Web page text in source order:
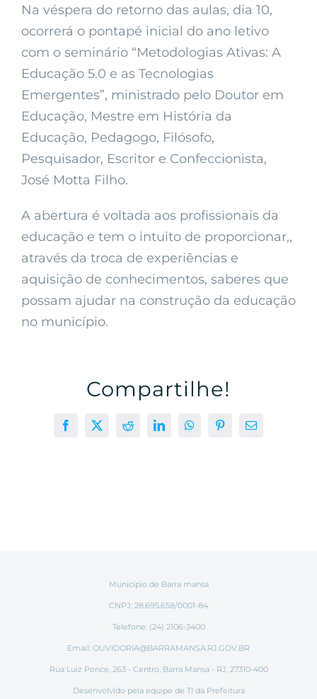
Na véspera do retorno das aulas, dia 10,
ocorrerá o pontapé inicial do ano letivo
com o seminário “Metodologias Ativas: A
Educação 5.0 e as Tecnologias
Emergentes”, ministrado pelo Doutor em
Educação, Mestre em História da
Educação, Pedagogo, Filósofo,
Pesquisador, Escritor e Confeccionista,
José Motta Filho.
A abertura é voltada aos profissionais da
educação e tem o intuito de proporcionar,,
através da troca de experiências e
aquisição de conhecimentos, saberes que
possam ajudar na construção da educação
no município.
Compartilhe!
Facebook
X RedditLinkedInWhatsAppPinterest
E-
Município de Barra mansa
CNPJ: 28.695.658/0001-84
Telefone: (24) 2106-3400
Email: OUVIDORIA@BARRAMANSA.RJ.GOV.BR
Rua Luiz Ponce, 263 - Centro, Barra Mansa - RJ, 27310-400
Desenvolvido pela equipe de TI da Prefeitura